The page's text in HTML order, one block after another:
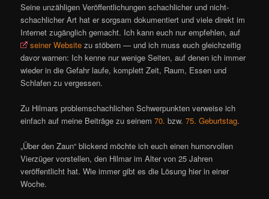
Seine unzähligen Veröffentlichungen schachlicher und nicht-
schachlicher Art hat er sorgsam dokumentiert und viele direkt im
Internet zugänglich gemacht. Ich kann euch nur empfehlen, auf
seiner Website zu stöbern — und ich muss euch gleichzeitig
davor warnen: Ich kenne nur wenige Seiten, auf denen ich immer
wieder in die Gefahr laufe, komplett Zeit, Raum, Essen und
Schlafen zu vergessen.
Zu Hilmars problemschachlichen Schwerpunkten verweise ich
einfach auf meine Beiträge zu seinem70. bzw.75. Geburtstag.
„Über den Zaun“ blickend möchte ich euch einen humorvollen
Vierzüger vorstellen, den Hilmar im Alter von 25 Jahren
veröffentlicht hat. Wie immer gibt es die Lösung hier in einer
Woche.